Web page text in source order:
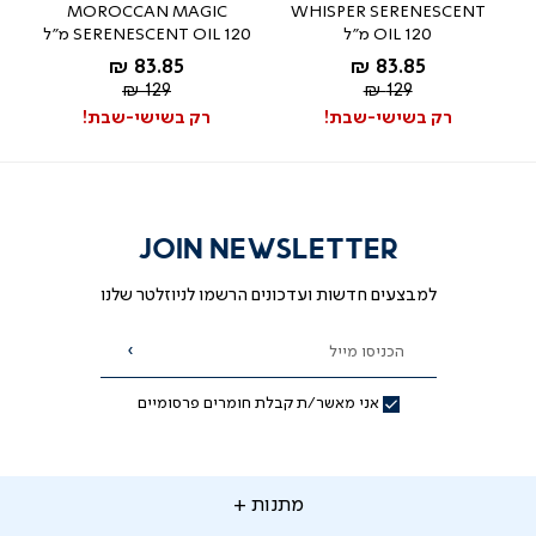
אנו ממליצים להחליף פילטרים כל חצי שנה.
9533119
WHISPER SERENESCENT
OIL 120 מ"ל
החל מ-
83.85 ₪
מחיר
רגיל
129 ₪
רק בשישי-שבת!
MOROCCAN MAGIC
SERENESCENT OIL 120 מ"ל
החל מ-
83.85 ₪
מחיר
רגיל
129 ₪
רק בשישי-שבת!
JOIN NEWSLETTER
למבצעים חדשות ועדכונים הרשמו לניוזלטר שלנו
הכניסו מייל
אני מאשר/ת קבלת חומרים פרסומיים
הרשמה
מתנות